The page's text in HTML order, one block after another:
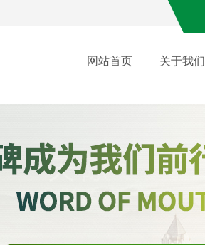
网站首页 关于我们